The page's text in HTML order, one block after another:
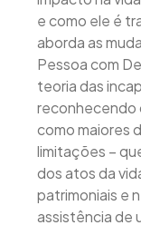
e como ele é
aborda as
Pessoa com
teoria das
reconhecendo
como maiores
limitações –
dos atos da
patrimoniais e
assistência de